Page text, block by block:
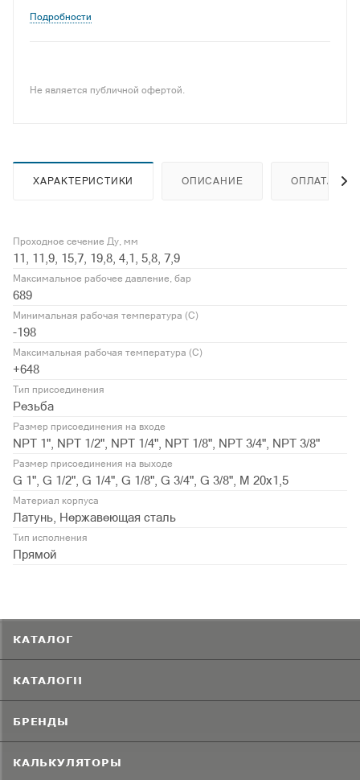
Подробности
Не является публичной офертой.
ХАРАКТЕРИСТИКИ ОПИСАНИЕ ОПЛАТА
Проходное сечение Ду, мм
11, 11,9, 15,7, 19,8, 4,1, 5,8, 7,9
Максимальное рабочее давление, бар
689
Минимальная рабочая температура (С)
-198
Максимальная рабочая температура (С)
+648
Тип присоединения
Резьба
Размер присоединения на входе
NPT 1", NPT 1/2", NPT 1/4", NPT 1/8", NPT 3/4", NPT 3/8"
Размер присоединения на выходе
G 1", G 1/2", G 1/4", G 1/8", G 3/4", G 3/8", М 20х1,5
Материал корпуса
Латунь, Нержавеющая сталь
Тип исполнения
Прямой
КАТАЛОГ
КАТАЛОГИ
БРЕНДЫ
КАЛЬКУЛЯТОРЫ